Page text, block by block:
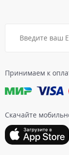
Принимаем к
Скачайте